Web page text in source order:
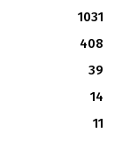
1031
408
39
14
11